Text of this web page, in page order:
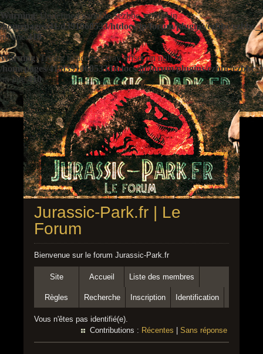
Warning: Undefined variable $ezbbc_config in
/homepages/41/d391060533/htdocs/jp/forum/plugins/ezbbc/
on line410
Warning: Trying to access array offset on null in
/homepages/41/d391060533/htdocs/jp/forum/plugins/ezbbc/
on line410
Jurassic-Park.fr | Le
Forum
Bienvenue sur le forum Jurassic-Park.fr
Site Accueil Liste des membres
Règles Recherche Inscription Identification
Vous n'êtes pas identifié(e).
Contributions : Récentes Sans réponse